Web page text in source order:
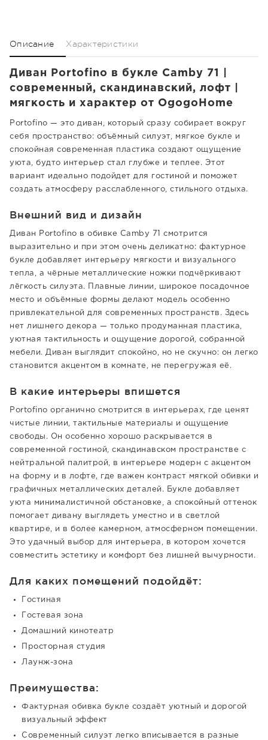
Описание Характеристики
Диван Portofino в букле Camby 71 |
современный, скандинавский, лофт |
мягкость и характер от OgogoHome
Portofino — это диван, который сразу собирает вокруг
себя пространство: объёмный силуэт, мягкое букле и
спокойная современная пластика создают ощущение
уюта, будто интерьер стал глубже и теплее. Этот
вариант идеально подойдет для гостиной и поможет
создать атмосферу расслабленного, стильного отдыха.
Внешний вид и дизайн
Диван Portofino в обивке Camby 71 смотрится
выразительно и при этом очень деликатно: фактурное
букле добавляет интерьеру мягкости и визуального
тепла, а чёрные металлические ножки подчёркивают
лёгкость силуэта. Плавные линии, широкое посадочное
место и объёмные формы делают модель особенно
привлекательной для современных пространств. Здесь
нет лишнего декора — только продуманная пластика,
уютная тактильность и ощущение дорогой, собранной
мебели. Диван выглядит спокойно, но не скучно: он легко
становится акцентом в комнате, не перегружая её.
В какие интерьеры впишется
Portofino органично смотрится в интерьерах, где ценят
чистые линии, тактильные материалы и ощущение
свободы. Он особенно хорошо раскрывается в
современной гостиной, скандинавском пространстве с
нейтральной палитрой, в интерьере модерн с акцентом
на форму и в лофте, где важен контраст мягкой обивки и
графичных металлических деталей. Букле добавляет
уюта минималистичной обстановке, а спокойный оттенок
помогает дивану выглядеть уместно и в светлой
квартире, и в более камерном, атмосферном помещении.
Это удачный выбор для интерьера, в котором хочется
совместить эстетику и комфорт без лишней вычурности.
Для каких помещений подойдёт:
Гостиная
Гостевая зона
Домашний кинотеатр
Просторная студия
Лаунж-зона
Преимущества:
Фактурная обивка букле создаёт уютный и дорогой
визуальный эффект
Современный силуэт легко вписывается в разные